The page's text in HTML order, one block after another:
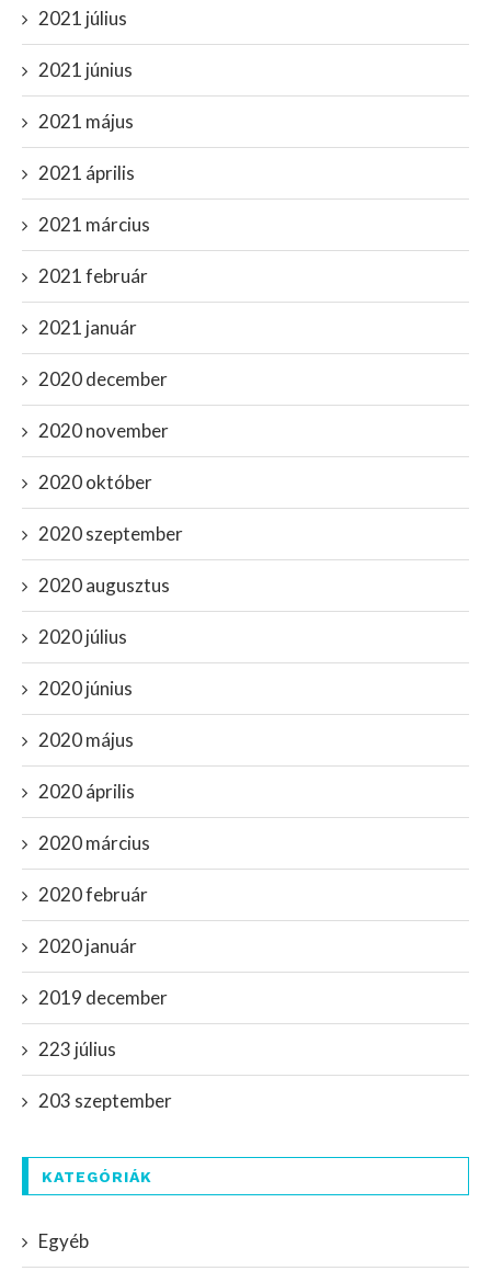
2021 július
2021 június
2021 május
2021 április
2021 március
2021 február
2021 január
2020 december
2020 november
2020 október
2020 szeptember
2020 augusztus
2020 július
2020 június
2020 május
2020 április
2020 március
2020 február
2020 január
2019 december
223 július
203 szeptember
KATEGÓRIÁK
Egyéb